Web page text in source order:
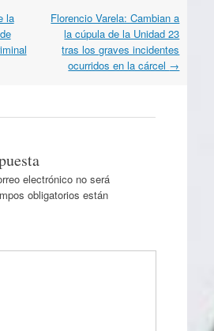
la
Florencio Varela: Cambian a
la cúpula de la Unidad 23
tras los graves incidentes
ocurridos en la cárcel →
electrónico no será
obligatorios están